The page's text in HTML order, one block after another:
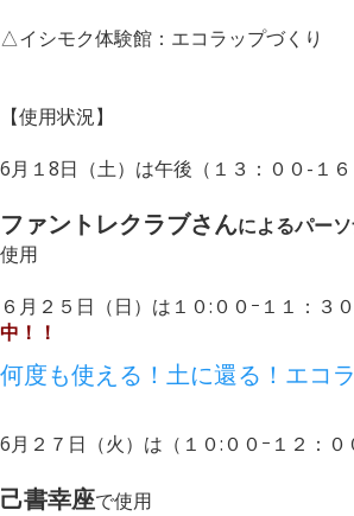
△イシモク体験館：エコラップづくり
【使用状況】
6月１8日（土）は午後（１３：００-１６
ファントレクラブさんによるパー
使用
６月２５日（日）は１０:００ｰ１１：３
中！！
何度も使える！土に還る！エコ
6月２７日（火）は（１０:００ｰ１２：０
己書幸座で使用